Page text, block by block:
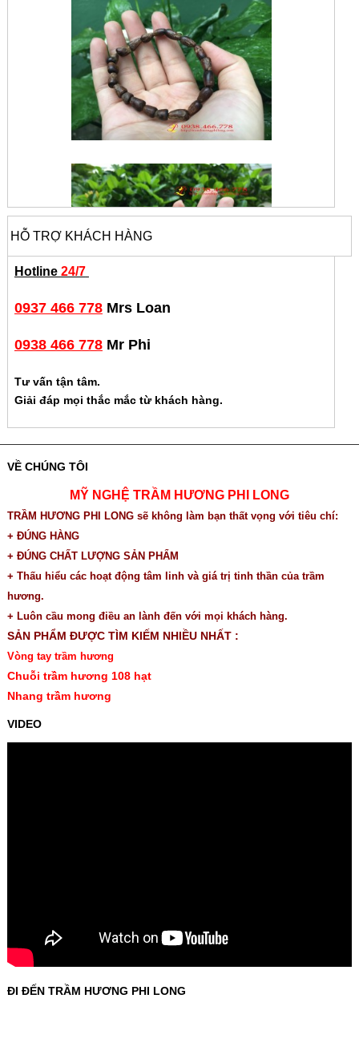
HỖ TRỢ KHÁCH HÀNG
Hotline 24/7
0937 466 778Mrs Loan
0938 466 778Mr Phi
Tư vấn tận tâm.
Giải đáp mọi thắc mắc từ khách hàng.
VỀ CHÚNG TÔI
MỸ NGHỆ TRẦM HƯƠNG PHI LONG
TRẦM HƯƠNG PHI LONG sẽ không làm bạn thất vọng với tiêu chí:
+ ĐÚNG HÀNG
+ ĐÚNG CHẤT LƯỢNG SẢN PHẨM
+ Thấu hiểu các hoạt động tâm linh và giá trị tinh thần của trầm
hương.
+ Luôn cầu mong điều an lành đến với mọi khách hàng.
SẢN PHẨM ĐƯỢC TÌM KIẾM NHIỀU NHẤT :
Vòng tay trầm hương
Chuỗi trầm hương 108 hạt
Nhang trầm hương
VIDEO
ĐI ĐẾN TRẦM HƯƠNG PHI LONG